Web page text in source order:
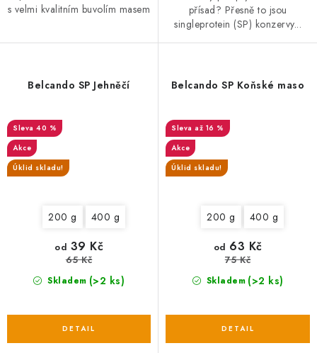
s velmi kvalitním buvolím masem
přísad? Přesně to jsou
singleprotein (SP) konzervy...
Belcando SP Jehněčí
40 %
Akce
Úklid skladu!
200 g 400 g
Skladem (>2 ks)
od 39 Kč
65 Kč
Belcando SP Koňské maso
až 16 %
Akce
Úklid skladu!
200 g 400 g
Skladem (>2 ks)
od 63 Kč
75 Kč